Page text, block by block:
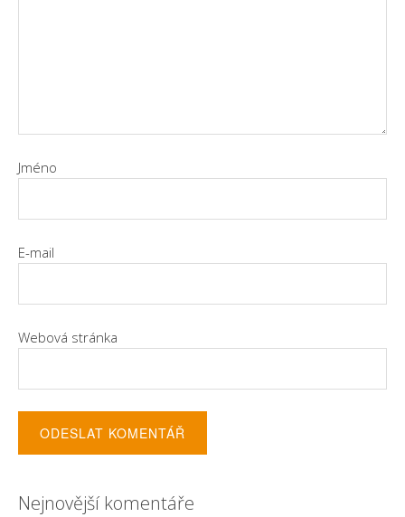
Jméno
E-mail
Webová stránka
Nejnovější komentáře